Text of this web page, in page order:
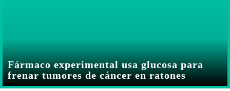
Fármaco experimental usa glucosa para
frenar tumores de cáncer en ratones